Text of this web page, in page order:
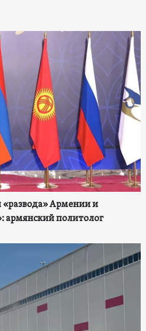
Армении и
армянский политолог